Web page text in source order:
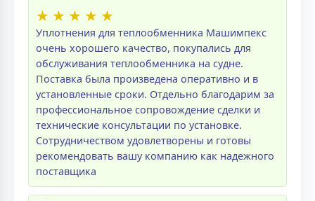
★ ★ ★ ★ ★
Уплотнения для теплообменника Машимпекс
очень хорошего качество, покупались для
обслуживания теплообменника на судне.
Поставка была произведена оперативно и в
установленные сроки. Отдельно благодарим за
профессиональное сопровождение сделки и
технические консультации по установке.
Сотрудничеством удовлетворены и готовы
рекомендовать вашу компанию как надежного
поставщика